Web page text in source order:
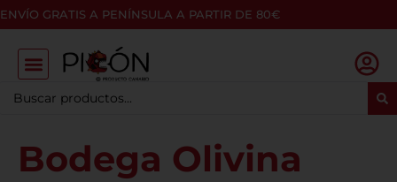
ENVÍO GRATIS A PENÍNSULA A PARTIR DE 80€
Bodega Olivina